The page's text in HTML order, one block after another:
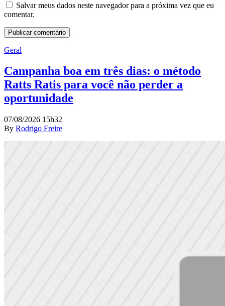
Salvar meus dados neste navegador para a próxima vez que eu
comentar.
Geral
Campanha boa em três dias: o método
Ratts Ratis para você não perder a
oportunidade
07/08/2026 15h32
By Rodrigo Freire